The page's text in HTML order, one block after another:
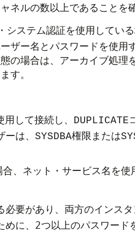
ルの数以上であることを
ステム認証を使用してい
ザー名とパスワードを使用
場合は、アーカイブ処理
す。
して接続し、
DUPLICATE
は、 SYSDBA権限または
、ネット・サービス名を使
必要があり、両方のインス
めに、2つ以上のパスワード